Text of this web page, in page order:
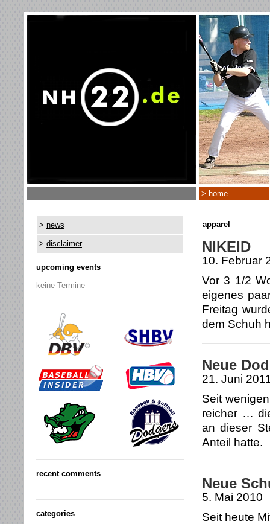
> home
> news
> disclaimer
upcoming events
keine Termine
recent comments
categories
apparel
NIKEID
10. Februar
Vor 3 1/2
eigenes
Freitag
dem Schuh
Neue
21. Juni
Seit
reicher …
an dieser
Anteil hatte.
Neue
5. Mai 2010
Seit heute